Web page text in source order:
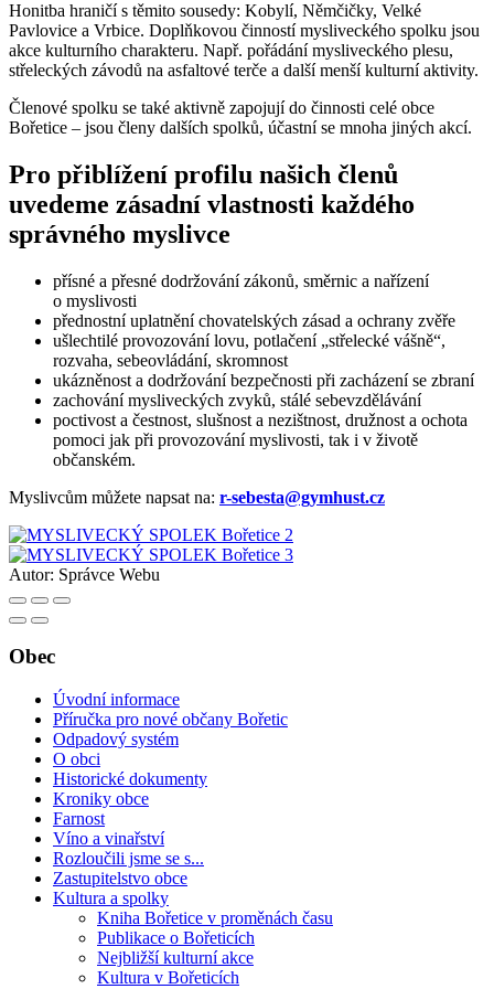
Honitba hraničí s těmito sousedy: Kobylí, Němčičky, Velké
Pavlovice a Vrbice. Doplňkovou činností mysliveckého spolku jsou
akce kulturního charakteru. Např. pořádání mysliveckého plesu,
střeleckých závodů na asfaltové terče a další menší kulturní aktivity.
Členové spolku se také aktivně zapojují do činnosti celé obce
Bořetice – jsou členy dalších spolků, účastní se mnoha jiných akcí.
Pro přiblížení profilu našich členů
uvedeme zásadní vlastnosti každého
správného myslivce
přísné a přesné dodržování zákonů, směrnic a nařízení
o myslivosti
přednostní uplatnění chovatelských zásad a ochrany zvěře
ušlechtilé provozování lovu, potlačení „střelecké vášně“,
rozvaha, sebeovládání, skromnost
ukázněnost a dodržování bezpečnosti při zacházení se zbraní
zachování mysliveckých zvyků, stálé sebevzdělávání
poctivost a čestnost, slušnost a nezištnost, družnost a ochota
pomoci jak při provozování myslivosti, tak i v životě
občanském.
Myslivcům můžete napsat na: r-sebesta@gymhust.cz
Autor: Správce Webu
Obec
Úvodní informace
Příručka pro nové občany Bořetic
Odpadový systém
O obci
Historické dokumenty
Kroniky obce
Farnost
Víno a vinařství
Rozloučili jsme se s...
Zastupitelstvo obce
Kultura a spolky
Kniha Bořetice v proměnách času
Publikace o Bořeticích
Nejbližší kulturní akce
Kultura v Bořeticích